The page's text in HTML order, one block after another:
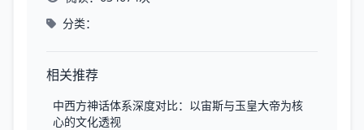
分类：
相关推荐
中西方神话体系深度对比：以宙斯与玉皇大帝为核
心的文化透视